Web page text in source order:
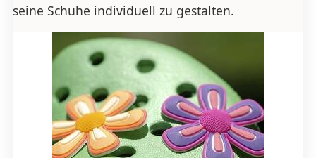
seine Schuhe individuell zu gestalten.